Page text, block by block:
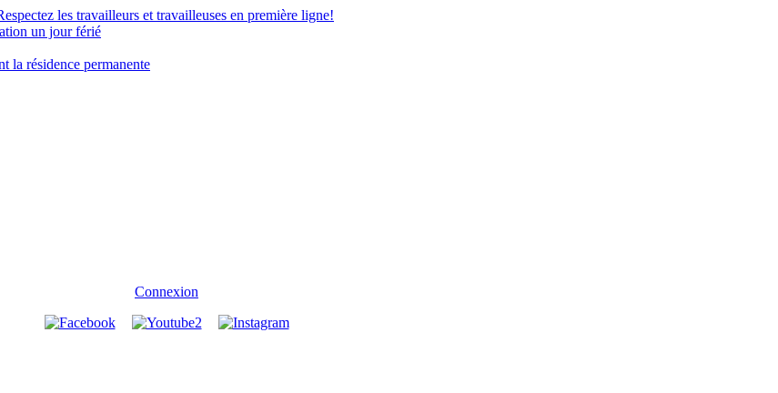
les travailleurs et travailleuses en première ligne!
un jour férié
la résidence permanente
Connexion